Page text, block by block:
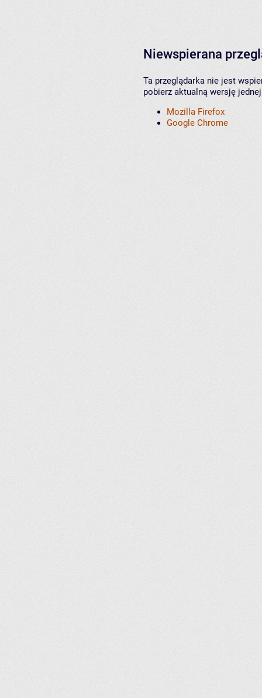
Niewspierana
Ta przeglądarka nie jest
pobierz aktualną wersję
Mozilla Firefox
Google Chrome